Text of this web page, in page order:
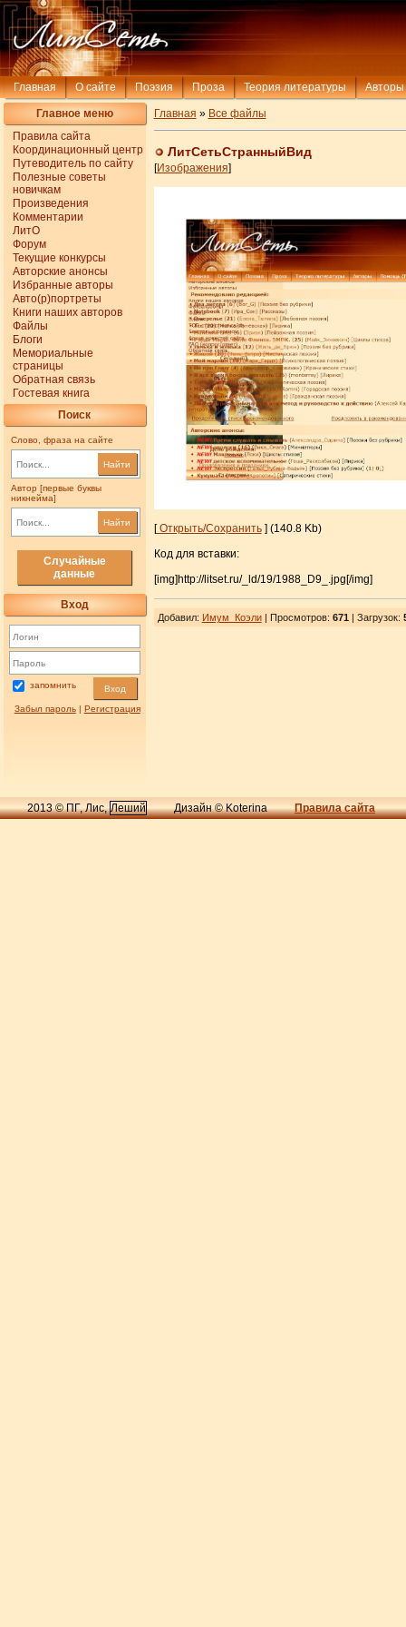
Главная О сайте Поэзия Проза Теория литературы Авторы
Главное меню
Правила сайта
Координационный центр
Путеводитель по сайту
Полезные советы
новичкам
Произведения
Комментарии
ЛитО
Форум
Текущие конкурсы
Авторские анонсы
Избранные авторы
Авто(р)портреты
Книги наших авторов
Файлы
Блоги
Мемориальные
страницы
Обратная связь
Гостевая книга
Поиск
Слово, фраза на сайте
Найти
Автор [первые буквы
никнейма]
Найти
Случайные
данные
Вход
запомнить Вход
Забыл пароль| Регистрация
Главная » Все файлы
ЛитСетьСтранныйВид
[Изображения]
[Открыть/Сохранить] (140.8 Kb)
Код для вставки:
[img]http://litset.ru/_ld/19/1988_D9_.jpg[/img]
Добавил: Имум_Коэли| Просмотров: 671| Загрузок:
2013 © ПГ, Лис,Леший Дизайн © Koterina Правила сайта